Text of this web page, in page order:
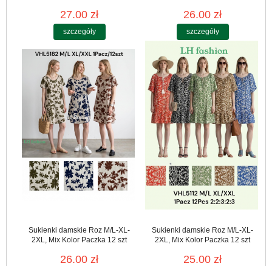
27.00 zł
szczegóły
26.00 zł
szczegóły
Sukienki damskie Roz M/L-XL-
2XL, Mix Kolor Paczka 12 szt
26.00 zł
Sukienki damskie Roz M/L-XL-
2XL, Mix Kolor Paczka 12 szt
25.00 zł